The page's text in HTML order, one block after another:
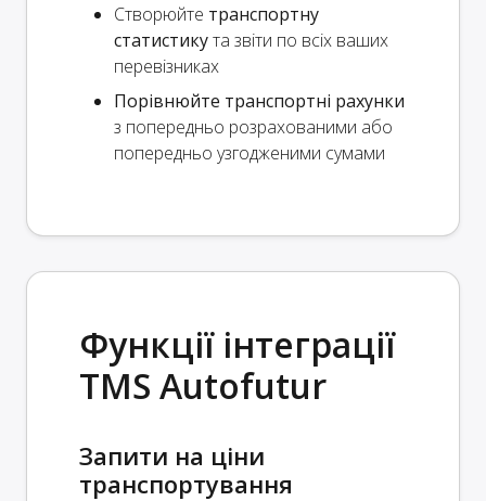
Створюйте транспортну
статистикута звіти по всіх ваших
перевізниках
Порівнюйте транспортні рахунки
з попередньо розрахованими або
попередньо узгодженими сумами
Функції інтеграції
TMS Autofutur
Запити на ціни
транспортування